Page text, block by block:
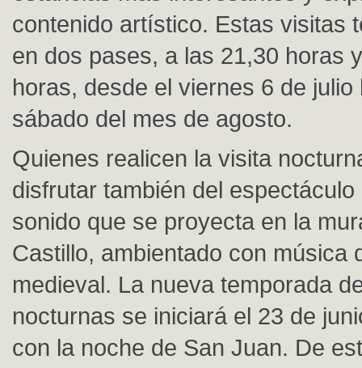
contenido artístico. Estas visitas
en dos pases, a las 21,30 horas
horas, desde el viernes 6 de julio
sábado del mes de agosto.
Quienes realicen la visita
disfrutar también del espectáculo
sonido que se proyecta en la
Castillo, ambientado con música
medieval. La nueva temporada
nocturnas se iniciará el 23 de
con la noche de San Juan. De